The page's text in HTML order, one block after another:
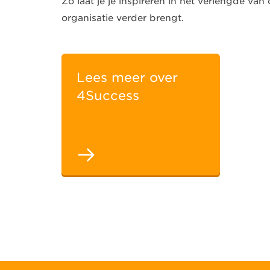
organisatie verder brengt.
Lees meer over
4Success